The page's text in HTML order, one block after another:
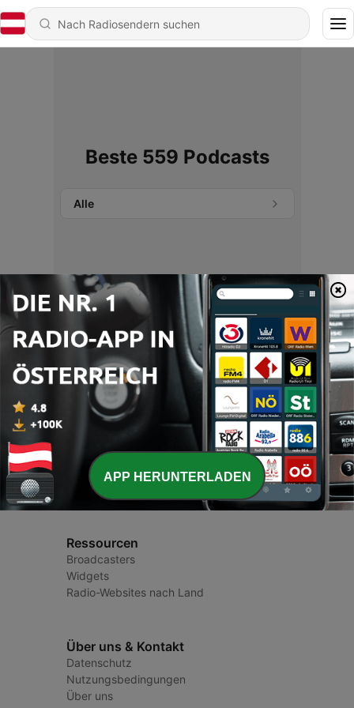
Beste 559 Podcasts
Alle
Keine Podcasts gefunden.
Radio Österreich
Radiosender und Podcasts
Ressourcen
Broadcasters
Widgets
Radio-Websites nach Land
Über uns & Kontakt
Datenschutz
Nutzungsbedingungen
Über uns
APP HERUNTERLADEN